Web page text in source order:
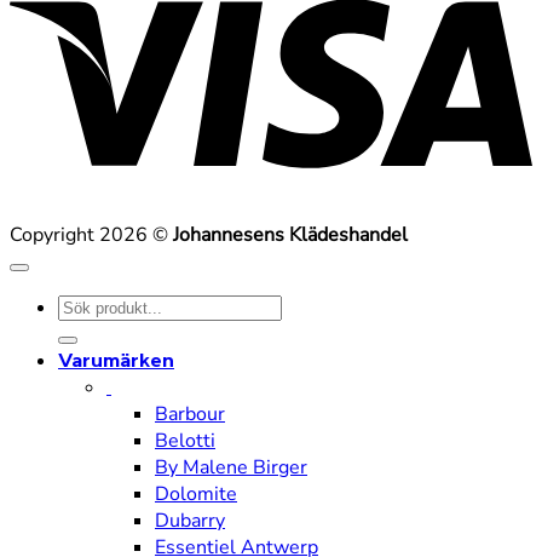
Copyright 2026 ©Johannesens Klädeshandel
Sök
efter:
Varumärken
Barbour
Belotti
By Malene Birger
Dolomite
Dubarry
Essentiel Antwerp